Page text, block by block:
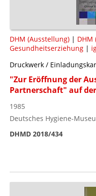
DHM (Ausstellung) | DHM
Gesundheitserziehung |
Druckwerk /
"Zur Eröffnung der
Partnerschaft" auf
1985
Deutsches Hygiene-
DHMD 2018/434